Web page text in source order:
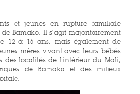
et jeunes en rupture familiale
Bamako. Il s’agit majoritairement
12 à 16 ans, mais également de
mères vivant avec leurs bébés
des localités de l’intérieur du Mali,
de Bamako et des milieux